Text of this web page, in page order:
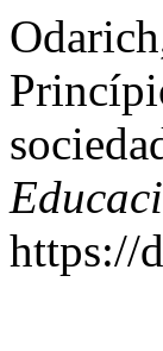
https://